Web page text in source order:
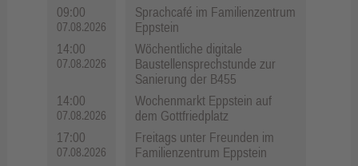
09:00
07.08.2026
Sprachcafé im Familienzentrum
Eppstein
14:00
07.08.2026
Wöchentliche digitale
Baustellensprechstunde zur
Sanierung der B455
14:00
07.08.2026
Wochenmarkt Eppstein auf
dem Gottfriedplatz
17:00
07.08.2026
Freitags unter Freunden im
Familienzentrum Eppstein